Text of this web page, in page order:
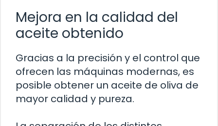
Mejora en la calidad del
aceite obtenido
Gracias a la precisión y el control que
ofrecen las máquinas modernas, es
posible obtener un aceite de oliva de
mayor calidad y pureza.